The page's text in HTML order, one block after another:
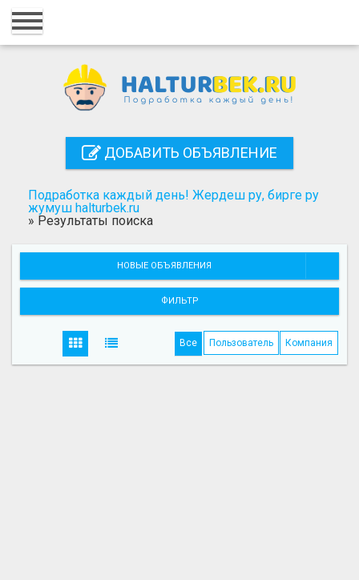
Главная
Регистрация
Поиск
ДОБАВИТЬ ОБЪЯВЛЕНИЕ
Подработка каждый день! Жердеш ру, бирге ру
жумуш halturbek.ru
» Результаты поиска
НОВЫЕ ОБЪЯВЛЕНИЯ
ФИЛЬТР
Все Пользователь Компания